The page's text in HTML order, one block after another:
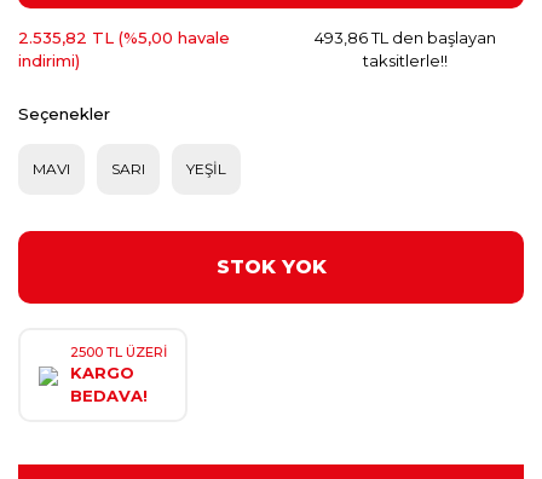
2.535,82 TL (%5,00 havale
indirimi)
493,86 TL den başlayan
taksitlerle!!
Seçenekler
MAVI SARI YEŞİL
STOK YOK
2500 TL ÜZERİ
KARGO
BEDAVA!